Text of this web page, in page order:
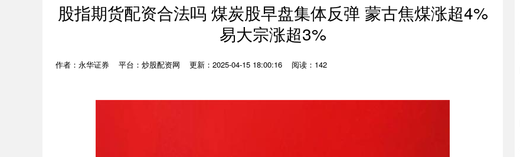
股指期货配资合法吗 煤炭股早盘集体反弹 蒙古焦煤涨超4%
易大宗涨超3%
作者：永华证券 平台：炒股配资网 更新：2025-04-15 18:00:16 阅读：142